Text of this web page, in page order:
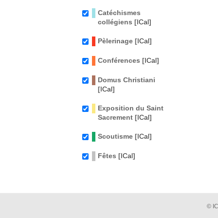
Catéchismes
collégiens [ ICal]
Pèlerinage [ ICal]
Conférences [ ICal]
Domus Christiani
[ ICal]
Exposition du Saint
Sacrement [ ICal]
Scoutisme [ ICal]
Fêtes [ ICal]
©